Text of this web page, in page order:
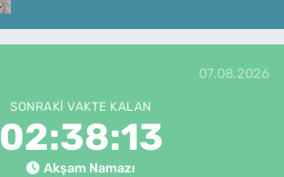
07.08.2026
SONRAKI VAKTE KALAN
02:38:13
Akşam Namazı